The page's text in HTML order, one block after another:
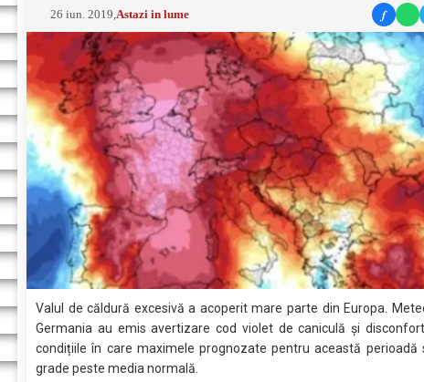
26 iun. 2019 Astazi in lume f
Valul de căldură excesivă a acoperit mare parte din Europa.
Germania au emis avertizare cod violet de caniculă şi
condițiile în care maximele prognozate pentru această perioadă
grade peste media normală.